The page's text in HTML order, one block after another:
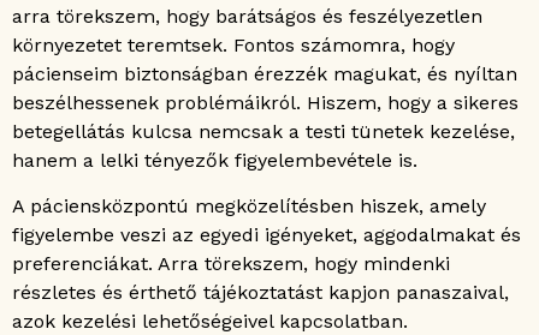
arra törekszem, hogy barátságos és feszélyezetlen
környezetet teremtsek. Fontos számomra, hogy
pácienseim biztonságban érezzék magukat, és nyíltan
beszélhessenek problémáikról. Hiszem, hogy a sikeres
betegellátás kulcsa nemcsak a testi tünetek kezelése,
hanem a lelki tényezők figyelembevétele is.
A páciensközpontú megközelítésben hiszek, amely
figyelembe veszi az egyedi igényeket, aggodalmakat és
preferenciákat. Arra törekszem, hogy mindenki
részletes és érthető tájékoztatást kapjon panaszaival,
azok kezelési lehetőségeivel kapcsolatban.